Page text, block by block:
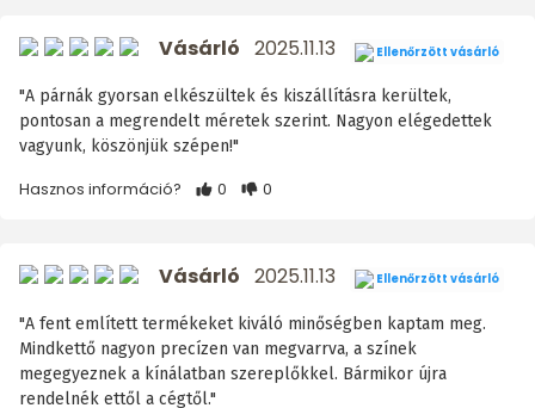
Vásárló 2025.11.13 Ellenőrzött vásárló
"A párnák gyorsan elkészültek és kiszállításra kerültek,
pontosan a megrendelt méretek szerint. Nagyon elégedettek
vagyunk, köszönjük szépen!"
Hasznos információ? 0 0
Vásárló 2025.11.13 Ellenőrzött vásárló
"A fent említett termékeket kiváló minőségben kaptam meg.
Mindkettő nagyon precízen van megvarrva, a színek
megegyeznek a kínálatban szereplőkkel. Bármikor újra
rendelnék ettől a cégtől."